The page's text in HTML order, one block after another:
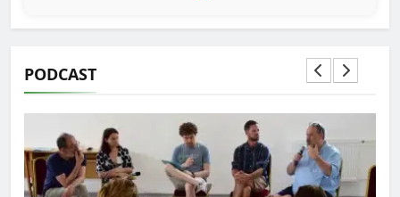
PODCAST
MAGYARORSZÁG SZÁMOKBAN